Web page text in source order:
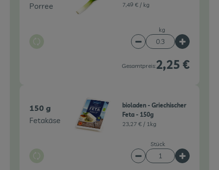
Porree
Auswahl ändern
7,49 € / kg
kg
Artikelanzahl
Gesamtpreis:2,25 €
150 g
Fetakäse
Auswahl ändern
bioladen - Griechischer
Feta - 150g
23,27 € / 1kg
Stück
Artikelanzahl